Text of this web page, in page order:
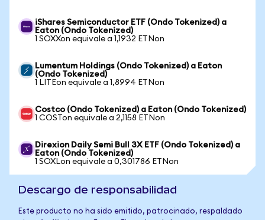
iShares Semiconductor ETF (Ondo Tokenized) a
Eaton (Ondo Tokenized)
1 SOXXon equivale a 1,1932 ETNon
Lumentum Holdings (Ondo Tokenized) a Eaton
(Ondo Tokenized)
1 LITEon equivale a 1,8994 ETNon
Costco (Ondo Tokenized) a Eaton (Ondo Tokenized)
1 COSTon equivale a 2,1158 ETNon
Direxion Daily Semi Bull 3X ETF (Ondo Tokenized) a
Eaton (Ondo Tokenized)
1 SOXLon equivale a 0,301786 ETNon
Descargo de responsabilidad
Este producto no ha sido emitido, patrocinado, respaldado